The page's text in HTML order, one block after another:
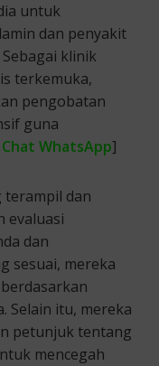
untuk
dan penyakit
klinik
terkemuka,
pengobatan
guna
WhatsApp]
terampil dan
evaluasi
dan
sesuai, mereka
Selain itu, mereka
petunjuk tentang
mencegah